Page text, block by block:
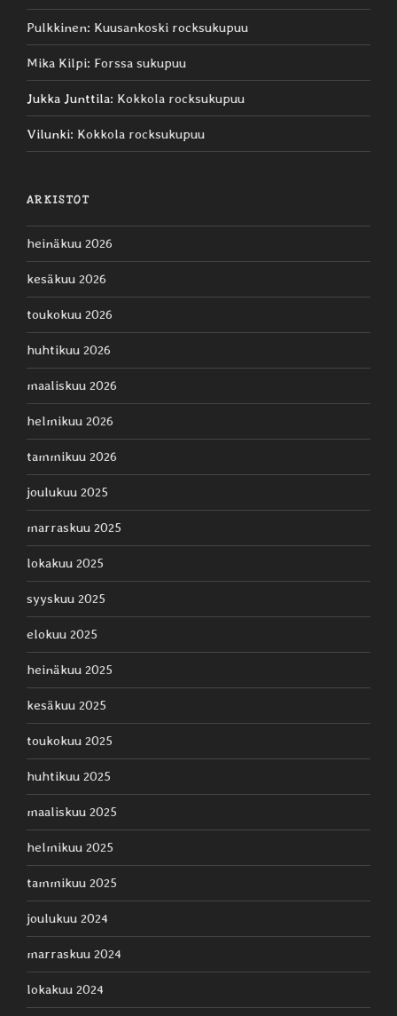
Pulkkinen: Kuusankoski rocksukupuu
Mika Kilpi: Forssa sukupuu
Jukka Junttila: Kokkola rocksukupuu
Vilunki: Kokkola rocksukupuu
ARKISTOT
heinäkuu 2026
kesäkuu 2026
toukokuu 2026
huhtikuu 2026
maaliskuu 2026
helmikuu 2026
tammikuu 2026
joulukuu 2025
marraskuu 2025
lokakuu 2025
syyskuu 2025
elokuu 2025
heinäkuu 2025
kesäkuu 2025
toukokuu 2025
huhtikuu 2025
maaliskuu 2025
helmikuu 2025
tammikuu 2025
joulukuu 2024
marraskuu 2024
lokakuu 2024